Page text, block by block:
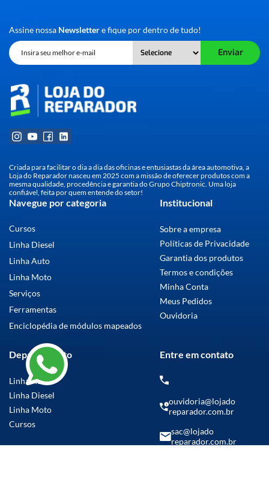
Assine nossa Newslettere fique por dentro de tudo!
Enviar
Criada para facilitar o dia a dia das oficinas e entusiastas da área automotiva, a
Loja do Reparador nasceu em 2025 com a missão de oferecer produtos com a
mesma qualidade, procedência e garantia do Grupo Chiptronic. Uma loja
confiável, feita por quem entende do setor!
Navegue por categoria
Cursos
Linha Diesel
Linha Auto
Linha Moto
Serviços
Ferramentas
Enciclopédia de módulos mapeados
Institucional
Sobre a empresa
Políticas de Privacidade
Garantia dos produtos
Termos e condições
Minha Conta
Meus Pedidos
Ouvidoria
Departamento
Linha Auto
Linha Diesel
Linha Moto
Cursos
Entre em contato
ouvidoria@lojado
reparador.com.br
sac@lojado
reparador.com.br